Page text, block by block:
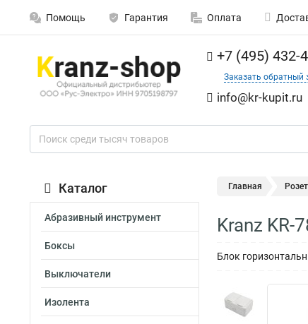
Помощь Гарантия Оплата
+7 (495) 432-
Заказать обратный
info@kr-kupit.ru
Каталог
Абразивный инструмент
Боксы
Выключатели
Изолента
Главная
Kranz KR-
Блок